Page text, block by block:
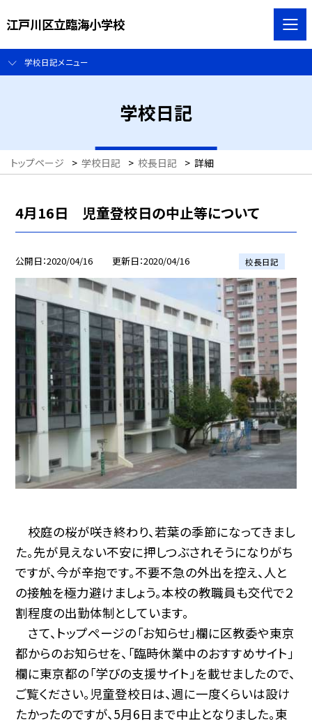
江戸川区立臨海小学校
学校日記メニュー
学校日記
トップページ > 学校日記 > 校長日記 > 詳細
4月16日 児童登校日の中止等について
公開日 2020/04/16 更新日 2020/04/16 校長日記
校庭の桜が咲き終わり、若葉の季節になってきまし
た。先が見えない不安に押しつぶされそうになりがち
ですが、今が辛抱です。不要不急の外出を控え、人と
の接触を極力避けましょう。本校の教職員も交代で２
割程度の出勤体制としています。
さて、トップページの「お知らせ」欄に区教委や東京
都からのお知らせを、「臨時休業中のおすすめサイト」
欄に東京都の「学びの支援サイト」を載せましたので、
ご覧ください。児童登校日は、週に一度くらいは設け
たかったのですが、5月6日まで中止となりました。東